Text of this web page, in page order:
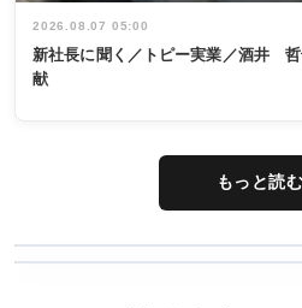
2026.08.07 05:00
新社長に聞く／トピー実業／酒井
献
もっと読む